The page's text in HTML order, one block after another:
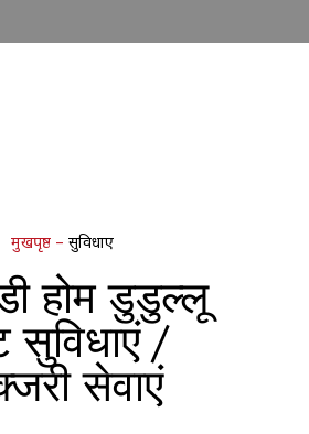
मुखपृष्ठ – सुविधाएं
होम डुडुल्लू
/
सेवाएं